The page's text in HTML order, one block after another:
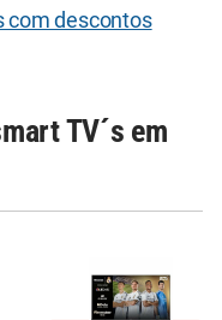
com descontos
TV´s em